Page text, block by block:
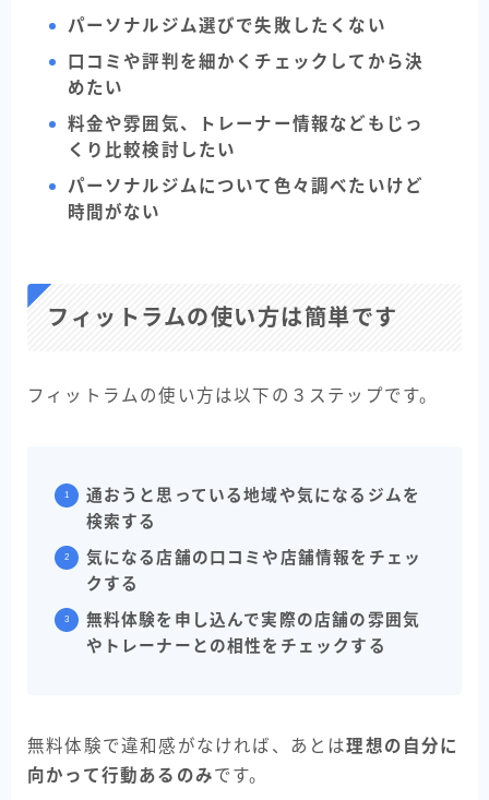
パーソナルジム選びで失敗したくない
口コミや評判を細かくチェックしてから決
めたい
料金や雰囲気、トレーナー情報などもじっ
くり比較検討したい
パーソナルジムについて色々調べたいけど
時間がない
フィットラムの使い方は簡単です
フィットラムの使い方は以下の３ステップです。
通おうと思っている地域や気になるジムを
検索する
気になる店舗の口コミや店舗情報をチェッ
クする
無料体験を申し込んで実際の店舗の雰囲気
やトレーナーとの相性をチェックする
無料体験で違和感がなければ、あとは理想の自分に
向かって行動あるのみです。